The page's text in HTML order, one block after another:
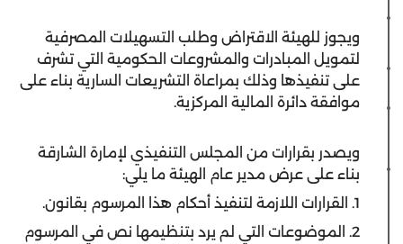
ويجوز للهيئة الاقتراض وطلب التسهيلات المصرفية
لتمويل المبادرات والمشروعات الحكومية التي تشرف
على تنفيذها وذلك بمراعاة التشريعات السارية بناء على
موافقة دائرة المالية المركزية.
ويصدر بقرارات من المجلس التنفيذي لإمارة الشارقة
بناء على عرض مدير عام الهيئة ما يلي:
1. القرارات اللازمة لتنفيذ أحكام هذا المرسوم بقانون.
2. الموضوعات التي لم يرد بتنظيمها نص في المرسوم